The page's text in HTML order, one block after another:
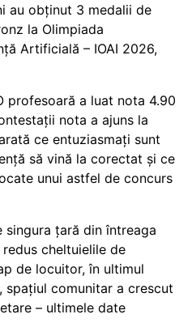
au obținut 3 medalii de
la Olimpiada
Artificială – IOAI 2026,
profesoară a luat nota 4.90
nota a ajuns la
ce entuziasmați sunt
să vină la corectat și ce
unui astfel de concurs
singura țară din întreaga
cheltuielile de
de locuitor, în ultimul
spațiul comunitar a crescut
– ultimele date